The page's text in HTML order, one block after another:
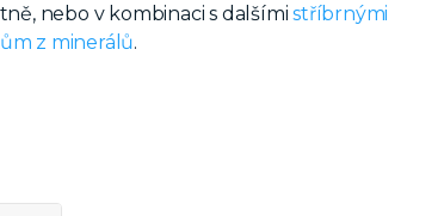
nebo v kombinaci s dalšímistříbrnými
z minerálů.